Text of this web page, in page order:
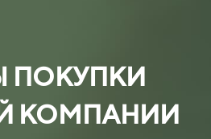
ПОКУПКИ
КОМПАНИИ